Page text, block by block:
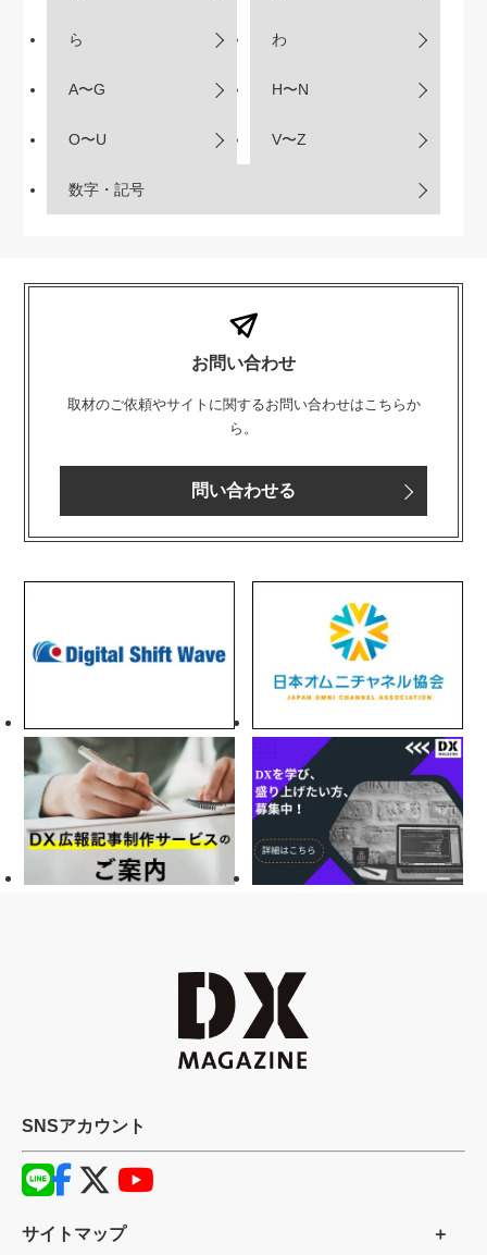
ら わ
A〜G H〜N
O〜U V〜Z
数字・記号
お問い合わせ
取材のご依頼やサイトに関するお問い合わせはこちらか
ら。
問い合わせる
SNSアカウント
サイトマップ